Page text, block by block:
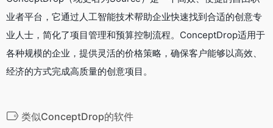
业者平台，它通过人工智能技术帮助企业快速找到合适的创意专
业人士，简化了项目管理和预算控制流程。ConceptDrop适用于
各种规模的企业，提供灵活的价格策略，确保客户能够以高效、
经济的方式完成高质量的创意项目。
类似ConceptDrop的软件